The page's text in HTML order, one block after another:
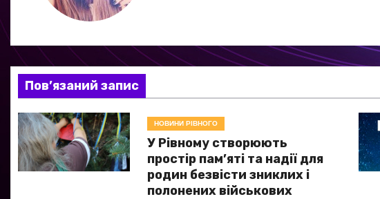
і
я
з
а
п
Пов’язаний запис
НОВИНИ РІВНОГО
У Рівному створюють
простір пам’яті та надії для
родин безвісти зниклих і
полонених військових